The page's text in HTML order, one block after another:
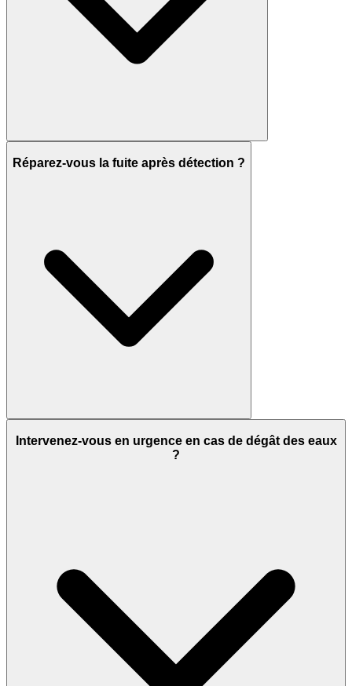
Réparez-vous la fuite après détection ?
Intervenez-vous en urgence en cas de dégât des eaux
?